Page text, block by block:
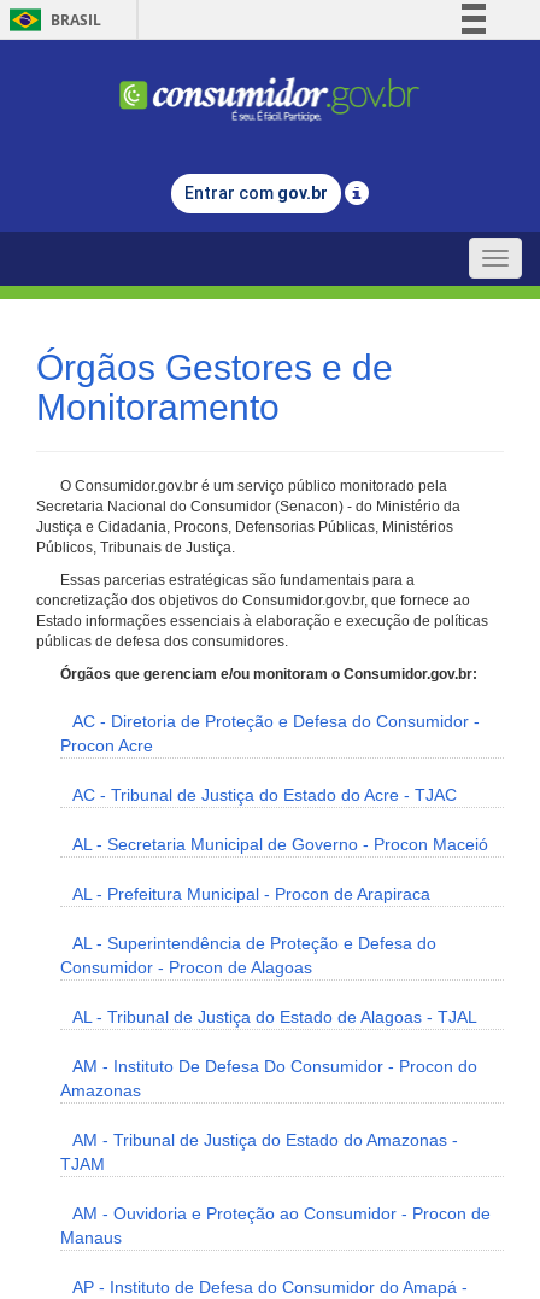
BRASIL
Comunica BR
Legislação
Entrar com gov.br
Toggle
Órgãos Gestores e de
Monitoramento
O Consumidor.gov.br é um serviço público monitorado pela
Secretaria Nacional do Consumidor (Senacon) - do Ministério da
Justiça e Cidadania, Procons, Defensorias Públicas, Ministérios
Públicos, Tribunais de Justiça.
Essas parcerias estratégicas são fundamentais para a
concretização dos objetivos do Consumidor.gov.br, que fornece ao
Estado informações essenciais à elaboração e execução de políticas
públicas de defesa dos consumidores.
Órgãos que gerenciam e/ou monitoram o Consumidor.gov.br:
AC - Diretoria de Proteção e Defesa do Consumidor -
Procon Acre
AC - Tribunal de Justiça do Estado do Acre - TJAC
AL - Secretaria Municipal de Governo - Procon Maceió
AL - Prefeitura Municipal - Procon de Arapiraca
AL - Superintendência de Proteção e Defesa do
Consumidor - Procon de Alagoas
AL - Tribunal de Justiça do Estado de Alagoas - TJAL
AM - Instituto De Defesa Do Consumidor - Procon do
Amazonas
AM - Tribunal de Justiça do Estado do Amazonas -
TJAM
AM - Ouvidoria e Proteção ao Consumidor - Procon de
Manaus
AP - Instituto de Defesa do Consumidor do Amapá -